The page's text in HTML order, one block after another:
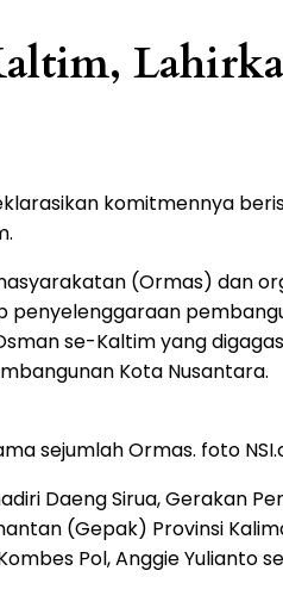
komitmennya
(Ormas) dan
se-Kaltim yang
Kota Nusantara.
sejumlah Ormas. foto
Daeng Sirua, Gerakan
(Gepak) Provinsi
Pol, Anggie